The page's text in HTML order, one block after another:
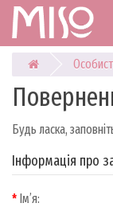
Будь ласка,
Інформація про
Ім’я: